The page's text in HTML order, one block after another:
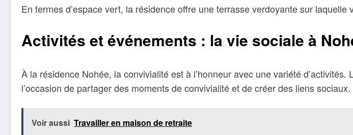
En termes d’espace vert, la résidence offre une terrasse verdoyante sur
Activités et événements : la vie sociale à
À la résidence Nohée, la convivialité est à l’honneur avec une variété
l’occasion de partager des moments de convivialité et de créer des liens sociaux.
Voir aussi Travailler en maison de retraite